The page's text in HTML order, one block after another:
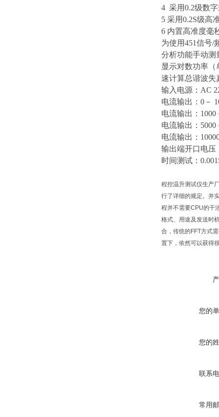
4 采用0.2级数
5 采用0.2S级高
6 内置高准度
为使用451信号/
分析功能手动测
显示对数功率
速计算总谐波失
输入电源： AC
电流输出： 0－
电流输出：
电流输出：
电流输出：
输出端开口电压
时间测试：
程控温升测试仪生产
行了详细的规定。并
程并不需要CPU的干
格式、用途及发送时
合，传统的FFT方式
置下，依然可以获得
您的
您的
联系
常用